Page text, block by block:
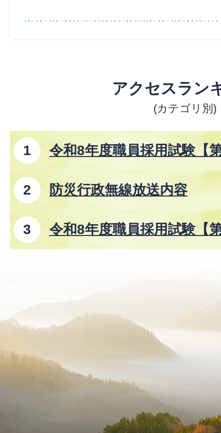
アクセスラン
(カテゴリ別)
令和8年度職員採用試験【
防災行政無線放送内容
令和8年度職員採用試験【